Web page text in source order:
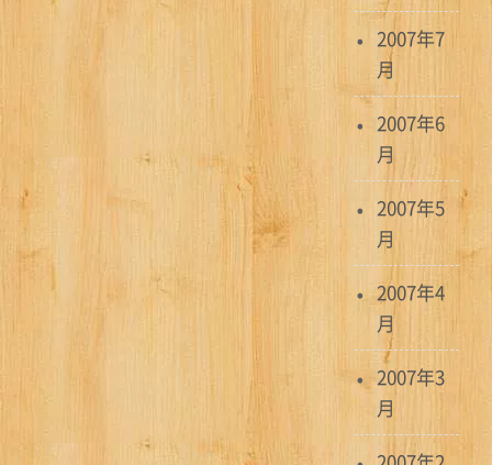
2007年7
月
2007年6
月
2007年5
月
2007年4
月
2007年3
月